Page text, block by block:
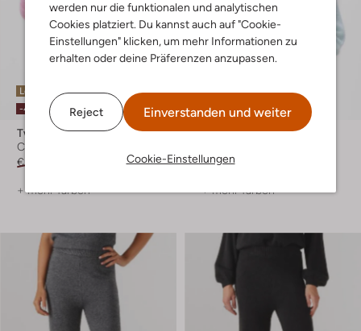
werden nur die funktionalen und analytischen
Cookies platziert. Du kannst auch auf "Cookie-
Einstellungen" klicken, um mehr Informationen zu
erhalten oder deine Präferenzen anzupassen.
Reject Einverstanden und weiter
Cookie-Einstellungen
Letzte Größen
-40%
Twns
Cardigans
€ 169,99
+ mehr farben
Letzte Größen
-40%
Twns
€ 169,99
+ mehr farben